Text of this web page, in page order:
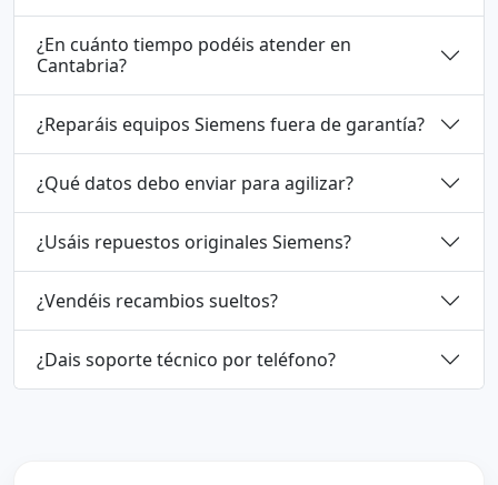
¿En cuánto tiempo podéis atender en
Cantabria?
¿Reparáis equipos Siemens fuera de garantía?
¿Qué datos debo enviar para agilizar?
¿Usáis repuestos originales Siemens?
¿Vendéis recambios sueltos?
¿Dais soporte técnico por teléfono?